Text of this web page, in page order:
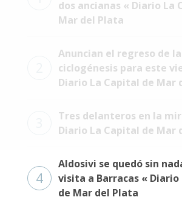
Espectáculos
Clasificados
dos ancianas « Diario La
Mar del Plata
Anuncian el regreso de la
ciclogénesis para este
Diario La Capital de Mar
Tres delanteros en la
Diario La Capital de Mar
4
Aldosivi se quedó sin
visita a Barracas «
de Mar del Plata